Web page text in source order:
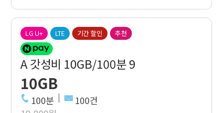
LG U+ LTE 기간 할인 추천
A 갓성비 10GB/100분 9
10GB
100분 100건